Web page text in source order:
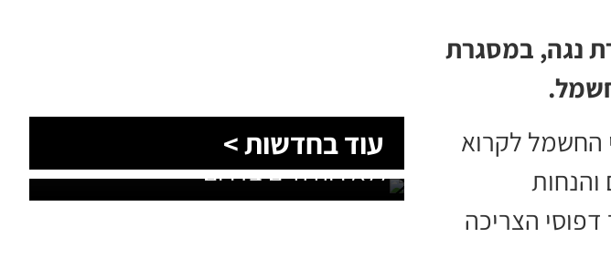
נגה, במסגרת
החשמל לקרוא
הצריכה